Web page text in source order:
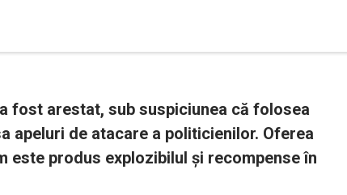
fost arestat, sub suspiciunea că folosea
apeluri de atacare a politicienilor. Oferea
este produs explozibilul și recompense în